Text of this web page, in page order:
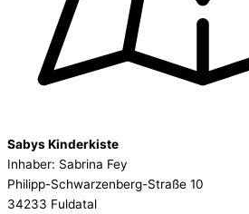
Sabys Kinderkiste
Inhaber: Sabrina Fey
Philipp-Schwarzenberg-Straße 10
34233 Fuldatal